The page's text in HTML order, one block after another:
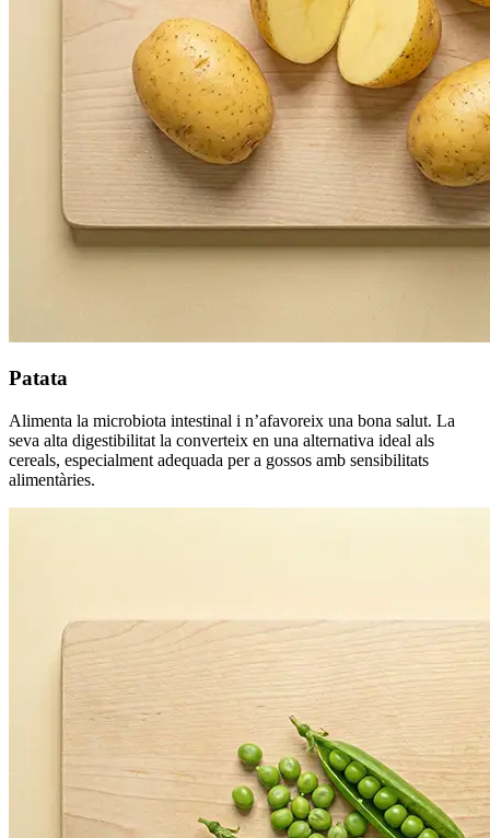
Patata
Alimenta la microbiota intestinal i n’afavoreix una bona salut. La
seva alta digestibilitat la converteix en una alternativa ideal als
cereals, especialment adequada per a gossos amb sensibilitats
alimentàries.